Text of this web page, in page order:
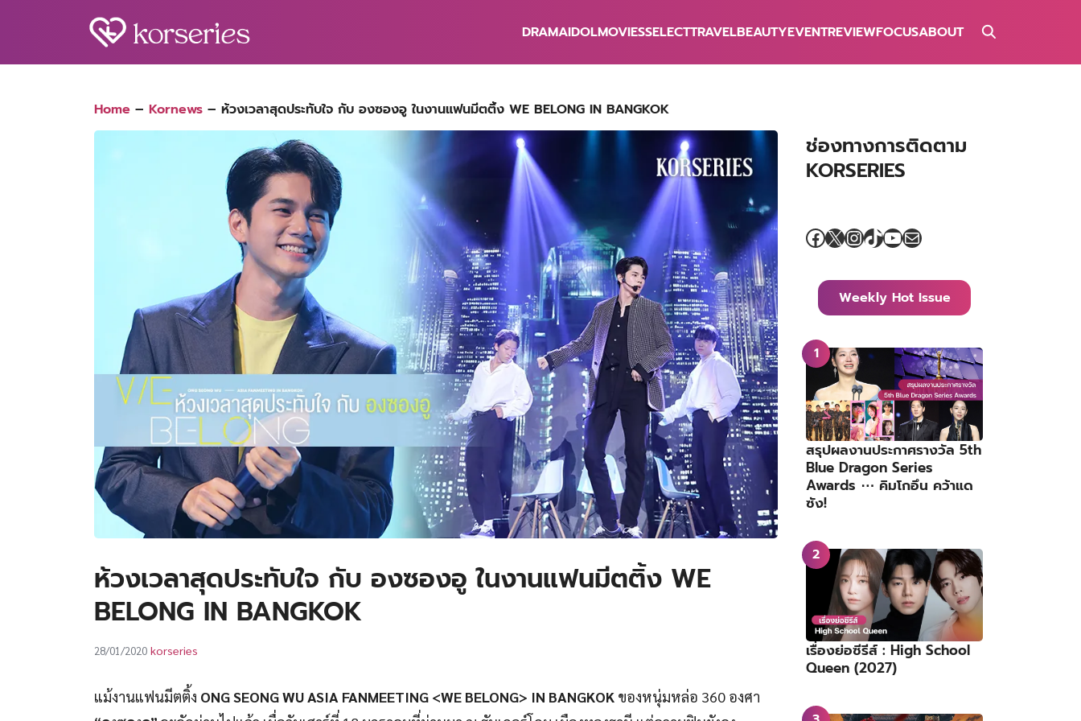
DRAMAIDOLMOVIESSELECTTRAVELBEAUTYEVENTREVIEWFOCUSABOUT
Home – Kornews – ห้วงเวลาสุดประทับใจ กับ องซองอู ในงานแฟนมีตติ้ง WE BELONG IN BANGKOK
ห้วงเวลาสุดประทับใจ กับ องซองอู ในงานแฟนมีตติ้ง WE
BELONG IN BANGKOK
28/01/2020 korseries
แม้งานแฟนมีตติ้ง ONG SEONG WU ASIA FANMEETING <WE BELONG> IN BANGKOK ของหนุ่มหล่อ 360 องศา
ช่องทางการติดตาม
KORSERIES
Facebook
X Instagram
TikTok
YouTube
Mail
Weekly Hot Issue
สรุปผลงานประกาศรางวัล 5th
Blue Dragon Series
Awards ⋯ คิมโกอึน คว้าแด
ซัง!
เรื่องย่อซีรีส์ : High School
Queen (2027)